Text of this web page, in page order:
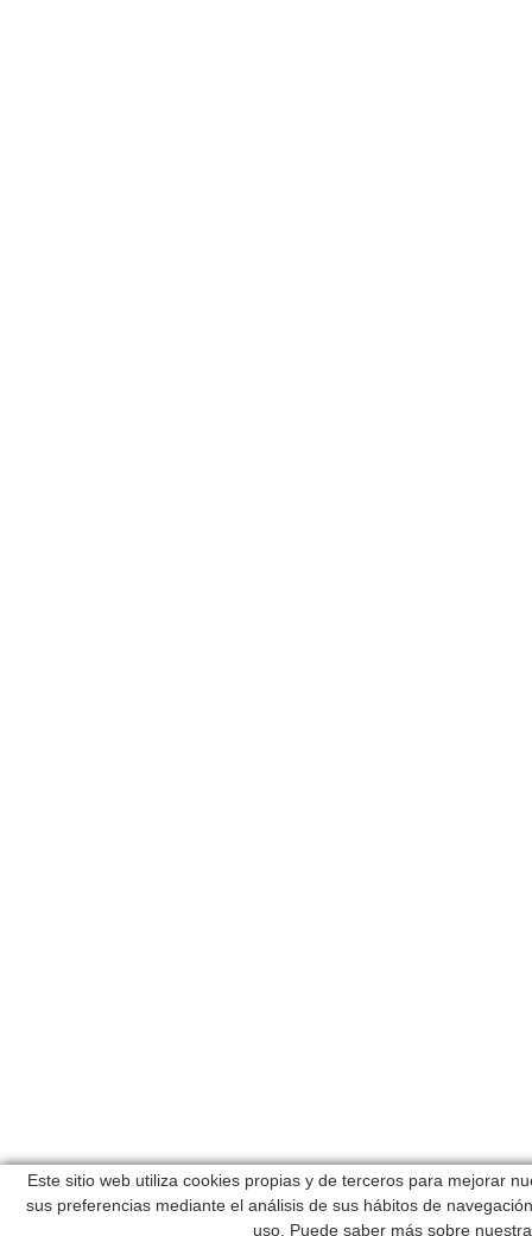
Este sitio web utiliza cookies propias y de terceros para mejorar
sus preferencias mediante el análisis de sus hábitos de
uso. Puede saber más sobre